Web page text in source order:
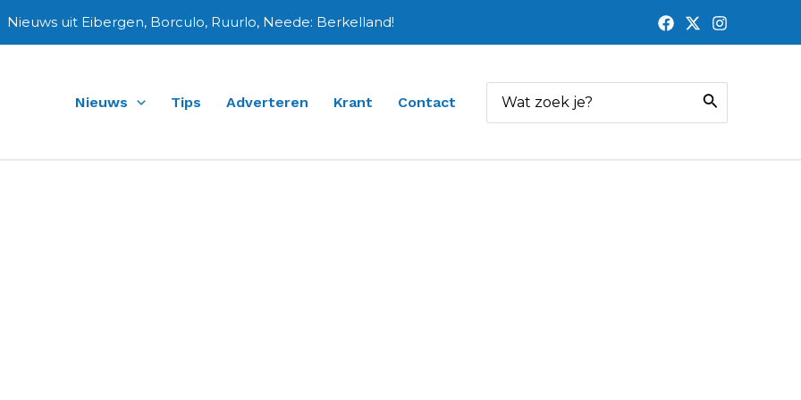
Nieuws uit Eibergen, Borculo, Ruurlo, Neede: Berkelland!
Nieuws Tips Adverteren Krant Contact
naar: